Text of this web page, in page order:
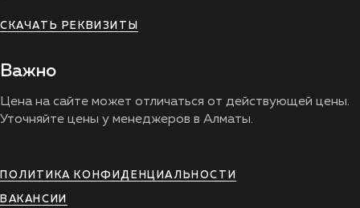
СКАЧАТЬ РЕКВИЗИТЫ
Важно
Цена на сайте может отличаться от действующей цены.
Уточняйте цены у менеджеров в Алматы.
ПОЛИТИКА КОНФИДЕНЦИАЛЬНОСТИ
ВАКАНСИИ